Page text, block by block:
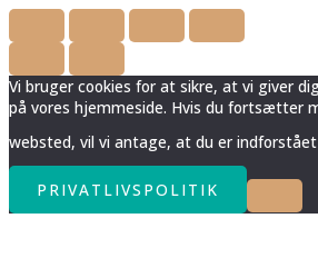
Vi bruger cookies for at sikre, at vi giver
på vores hjemmeside. Hvis du fortsætter
websted, vil vi antage, at du er
PRIVATLIVSPOLITIK